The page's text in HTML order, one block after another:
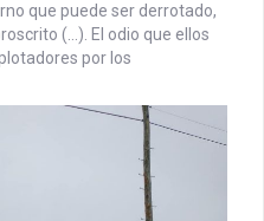
que puede ser derrotado,
(…). El odio que ellos
por los